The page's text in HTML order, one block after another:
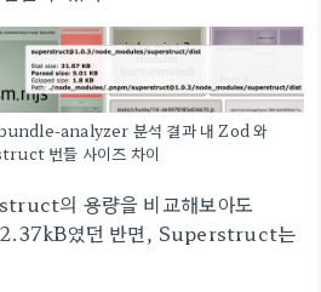
analyzer 분석 결과 내 Zod 와
번들 사이즈 차이
의 용량을 비교해보아도
였던 반면, Superstruct는